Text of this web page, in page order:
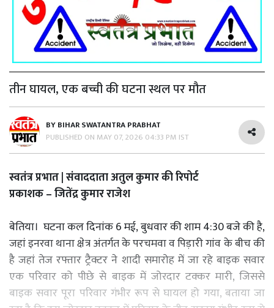
तीन घायल, एक बच्ची की घटना स्थल पर मौत
BYBIHAR SWATANTRA PRABHAT
PUBLISHED ON MAY 07, 2026 04:33 PM IST
स्वतंत्र प्रभात | संवाददाता अतुल कुमार की रिपोर्ट
प्रकाशक – जितेंद्र कुमार राजेश
बेतिया। घटना कल दिनांक 6 मई, बुधवार की शाम 4:30 बजे की है,
जहां इनरवा थाना क्षेत्र अंतर्गत के परचमवा व पिड़ारी गांव के बीच की
है जहां तेज रफ्तार ट्रैक्टर ने शादी समारोह में जा रहे बाइक सवार
एक परिवार को पीछे से बाइक में जोरदार टक्कर मारी, जिससे
बाइक सवार पूरा परिवार गंभीर रूप से घायल हो गया, बताया जा